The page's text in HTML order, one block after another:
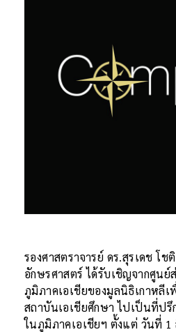
รองศาสตราจารย์ ดร.สุรเดช
อักษรศาสตร์ ได้รับเชิญจากศูนย์
ภูมิภาคเอเชียของมูลนิธิเกาหลี
สถาบันเอเชียศึกษา ไปเป็นที่ปรึ
ในภูมิภาคเอเชียฯ ตั้งแต่ วันที่ 1